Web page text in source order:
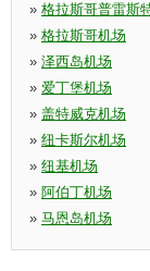
» 格拉斯哥普雷斯
» 格拉斯哥机场
» 泽西岛机场
» 爱丁堡机场
» 盖特威克机场
» 纽卡斯尔机场
» 纽基机场
» 阿伯丁机场
» 马恩岛机场